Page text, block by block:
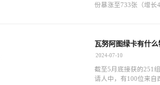
份暴涨至733张（增长
瓦努阿图绿卡有什
居身份
2024-07-10
截至5月底接获的251
请人中，有100位来自